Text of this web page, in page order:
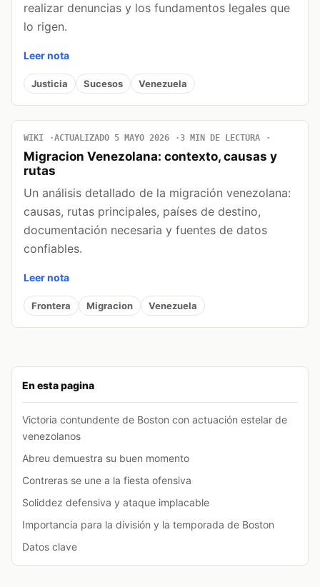
En esta pagina
Victoria contundente de Boston con actuación estelar de
venezolanos
Abreu demuestra su buen momento
Contreras se une a la fiesta ofensiva
Soliddez defensiva y ataque implacable
Importancia para la división y la temporada de Boston
Datos clave
realizar denuncias y los fundamentos legales que
lo rigen.
Leer nota
Justicia Sucesos Venezuela
WIKI ACTUALIZADO 5 MAYO 2026 3 MIN DE LECTURA
Migracion Venezolana: contexto, causas y
rutas
Un análisis detallado de la migración venezolana:
causas, rutas principales, países de destino,
documentación necesaria y fuentes de datos
confiables.
Leer nota
Frontera Migracion Venezuela